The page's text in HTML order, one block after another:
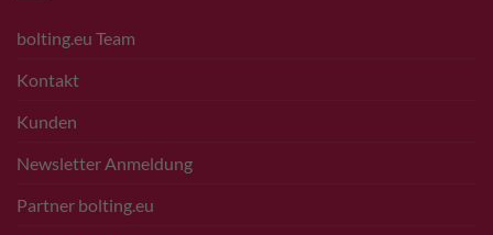
bolting.eu Team
Kontakt
Kunden
Newsletter Anmeldung
Partner bolting.eu